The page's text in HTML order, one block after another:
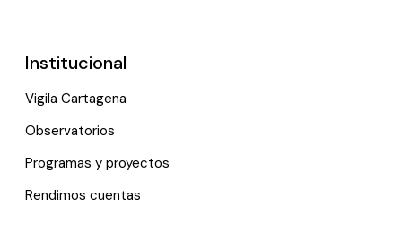
Institucional
Vigila Cartagena
Observatorios
Programas y proyectos
Rendimos cuentas